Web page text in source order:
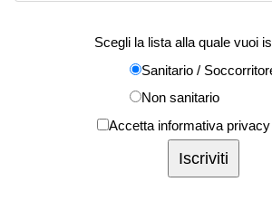
Scegli la lista alla quale vuoi
Sanitario /
Non sanitario
Accetta informativa